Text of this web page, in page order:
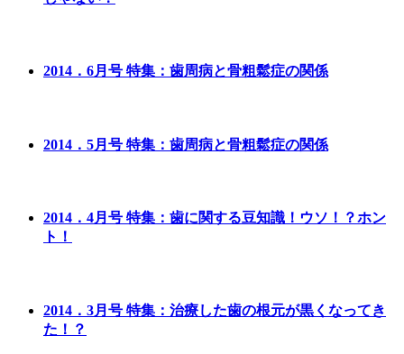
2014．6月号 特集：歯周病と骨粗鬆症の関係
2014．5月号 特集：歯周病と骨粗鬆症の関係
2014．4月号 特集：歯に関する豆知識！ウソ！？ホン
ト！
2014．3月号 特集：治療した歯の根元が黒くなってき
た！？